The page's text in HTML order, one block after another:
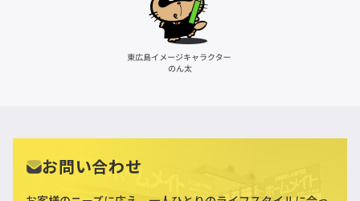
お問い合わせ